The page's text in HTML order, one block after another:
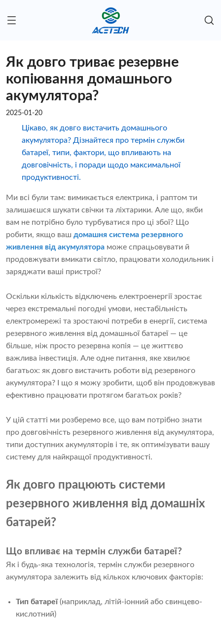
Як довго триває резервне
копіювання домашнього
акумулятора?
2025-01-20
Цікаво, як довго вистачить домашнього
акумулятора? Дізнайтеся про термін служби
батареї, типи, фактори, що впливають на
довговічність, і поради щодо максимальної
продуктивності.
Ми всі були там: вимикається електрика, і раптом ти
залишаєшся шукати свічки та ліхтарики. Але що, якби
вам не потрібно було турбуватися про ці збої? Що
робити, якщо ваш домашня система резервного
живлення від акумулятора може спрацьовувати й
продовжувати вмикати світло, працювати холодильник і
заряджати ваші пристрої?
Оскільки кількість відключень електроенергії зростає
через екстремальні погодні умови, нестабільність
електромережі та зростаючі потреби в енергії, система
резервного живлення від домашньої батареї — це
більше, ніж просто резервна копія — це життєво
важлива інвестиція. Але одне питання, яке хвилює
багатьох: як довго вистачить роботи від резервного
акумулятора? І що я можу зробити, щоб він продовжував
ефективно працювати протягом багатьох років?
У цій статті ми розберемо все, що вам потрібно знати
про довговічність резервного живлення від акумулятора,
типи доступних акумуляторів і те, як оптимізувати вашу
систему для найкращої продуктивності.
Як довго працюють системи
резервного живлення від домашніх
батарей?
Що впливає на термін служби батареї?
Як і будь-яка технологія, термін служби резервного
акумулятора залежить від кількох ключових факторів:
Тип батареї(наприклад, літій-іонний або свинцево-
кислотний)